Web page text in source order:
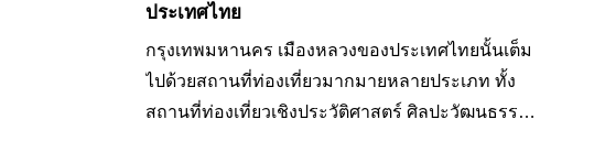
ประเทศไทย
กรุงเทพมหานคร เมืองหลวงของประเทศไทยนั้นเต็ม
ไปด้วยสถานที่ท่องเที่ยวมากมายหลายประเภท ทั้ง
สถานที่ท่องเที่ยวเชิงประวัติศาสตร์ ศิลปะวัฒนธรรม